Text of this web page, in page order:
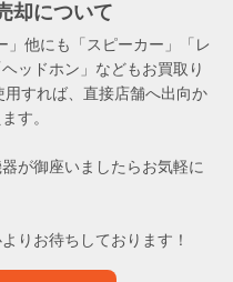
却について
」他にも「スピーカー」「レ
ッドホン」などもお買取り
すれば、直接店舗へ出向か
す。
が御座いましたらお気軽に
りお待ちしております！